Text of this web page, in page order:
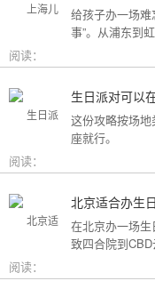
给孩子办一场
事”。从浦东到
友好型场地选
题。这份攻略
阅读：
生日派对可以
这份攻略按场
座就行。
阅读：
北京适合办生
在北京办一场
致四合院到
墅到充满野趣
个，我把不同
阅读：